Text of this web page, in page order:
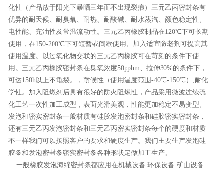
化性（产品放于阳光下暴晒三年而不出现裂痕）三元乙丙密封条有
优异的耐天候、耐臭氧、耐热、耐酸碱、耐水蒸汽、颜色稳定性、
电性能、充油性及常温流动性。三元乙丙橡胶制品在120℃下可长期
使用，在150-200℃下可短暂或间歇使用。加入适宜防老剂可提高其
使用温度。以过氧化物交联的三元乙丙橡胶可在苛刻的条件下使
用。三元乙丙橡胶密封条在臭氧浓度50pphm、拉伸30%的条件下，
可达150h以上不龟裂。，耐候性（使用温度范围-40℃-150℃）,耐化
学性。加入阻燃剂后具有很好的防火阻燃性，产品采用微波连续硫
化工艺一次性加工成型，表面光滑美观，性能更加稳定不易变型。
发泡和密实密封条一般材质有硅胶发泡密封条和硅胶密实密封条，
还有三元乙丙发泡密封条和三元乙丙密实密封条每个的硬度和材质
不一样我们可以按照客户的要求和硬度生产。我们主要生产发泡硅
胶条和发泡密封条密实密封条各种形状定做加工生产。
一般橡胶发泡海绵密封条都应用在机械设备 环保设备 矿山设备